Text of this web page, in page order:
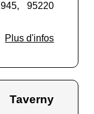
95220
Plus d'infos